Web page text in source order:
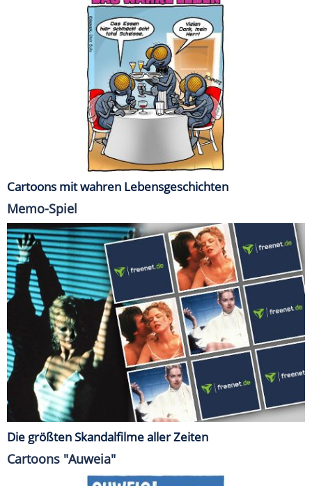
Cartoons mit wahren Lebensgeschichten
Memo-Spiel
Die größten Skandalfilme aller Zeiten
Cartoons "Auweia"